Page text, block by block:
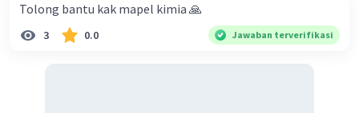
Tolong bantu kak mapel kimia 🙏
3 0.0 Jawaban terverifikasi